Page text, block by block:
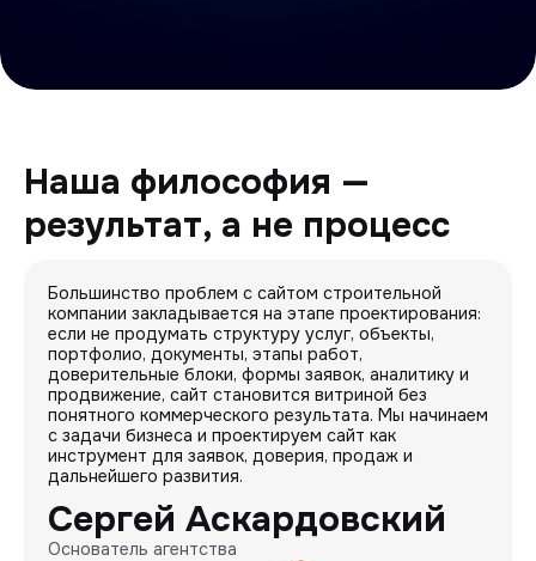
Наша философия —
результат, а не процесс
Большинство проблем с сайтом строительной
компании закладывается на этапе проектирования:
если не продумать структуру услуг, объекты,
портфолио, документы, этапы работ,
доверительные блоки, формы заявок, аналитику и
продвижение, сайт становится витриной без
понятного коммерческого результата. Мы начинаем
с задачи бизнеса и проектируем сайт как
инструмент для заявок, доверия, продаж и
дальнейшего развития.
Сергей Аскардовский
Основатель агентства